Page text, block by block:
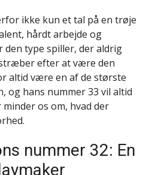
ikke kun et tal på en trøje
hårdt arbejde og
den type spiller, der aldrig
efter at være den
altid være en af de største
og hans nummer 33 vil altid
os om, hvad der
nummer 32: En